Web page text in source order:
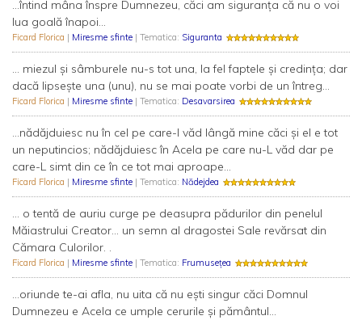
...întind mâna înspre Dumnezeu, căci am siguranţa că nu o voi
lua goală înapoi...
Ficard Florica | Miresme sfinte | Tematica: Siguranta
... miezul şi sâmburele nu-s tot una, la fel faptele şi credinţa; dar
dacă lipseşte una (unu), nu se mai poate vorbi de un întreg...
Ficard Florica | Miresme sfinte | Tematica: Desavarsirea
...nădăjduiesc nu în cel pe care-l văd lângă mine căci şi el e tot
un neputincios; nădăjduiesc în Acela pe care nu-L văd dar pe
care-L simt din ce în ce tot mai aproape...
Ficard Florica | Miresme sfinte | Tematica: Nădejdea
... o tentă de auriu curge pe deasupra pădurilor din penelul
Măiastrului Creator... un semn al dragostei Sale revărsat din
Cămara Culorilor. .
Ficard Florica | Miresme sfinte | Tematica: Frumusețea
...oriunde te-ai afla, nu uita că nu eşti singur căci Domnul
Dumnezeu e Acela ce umple cerurile şi pământul...